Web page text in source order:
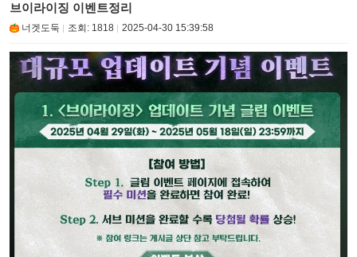
브이라이징 이벤트정리
너겟도둑 조회: 1818 2025-04-30 15:39:58